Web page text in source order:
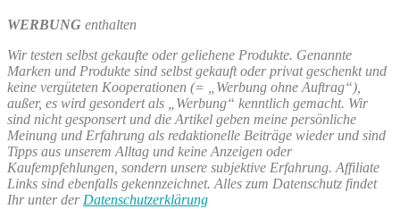
WERBUNG enthalten
Wir testen selbst gekaufte oder geliehene Produkte. Genannte
Marken und Produkte sind selbst gekauft oder privat geschenkt und
keine vergüteten Kooperationen (= „Werbung ohne Auftrag“),
außer, es wird gesondert als „Werbung“ kenntlich gemacht. Wir
sind nicht gesponsert und die Artikel geben meine persönliche
Meinung und Erfahrung als redaktionelle Beiträge wieder und sind
Tipps aus unserem Alltag und keine Anzeigen oder
Kaufempfehlungen, sondern unsere subjektive Erfahrung. Affiliate
Links sind ebenfalls gekennzeichnet. Alles zum Datenschutz findet
Ihr unter der Datenschutzerklärung